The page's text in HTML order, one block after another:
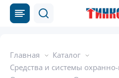
Главная
Каталог
Средства и системы